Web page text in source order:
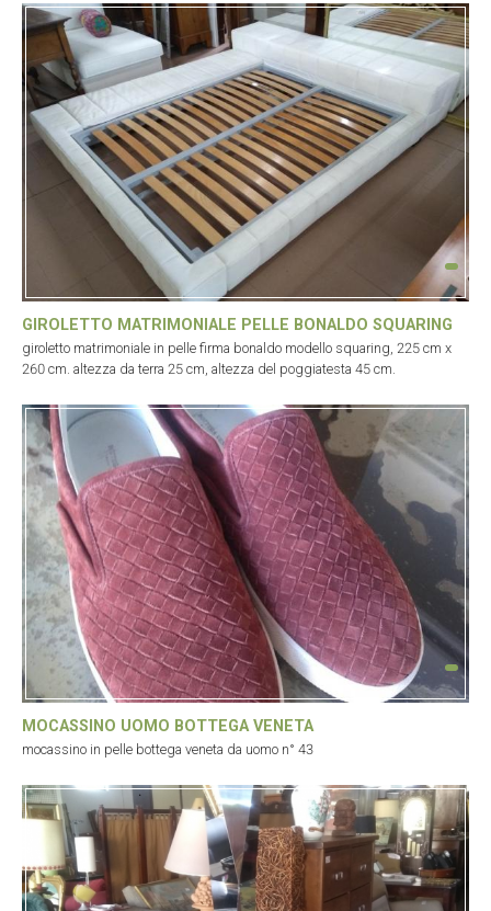
GIROLETTO MATRIMONIALE PELLE BONALDO SQUARING
giroletto matrimoniale in pelle firma bonaldo modello squaring, 225 cm x
260 cm. altezza da terra 25 cm, altezza del poggiatesta 45 cm.
MOCASSINO UOMO BOTTEGA VENETA
mocassino in pelle bottega veneta da uomo n° 43